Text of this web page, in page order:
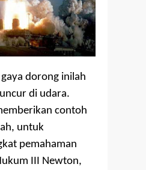
dorong inilah
di udara.
contoh
untuk
pemahaman
III Newton,